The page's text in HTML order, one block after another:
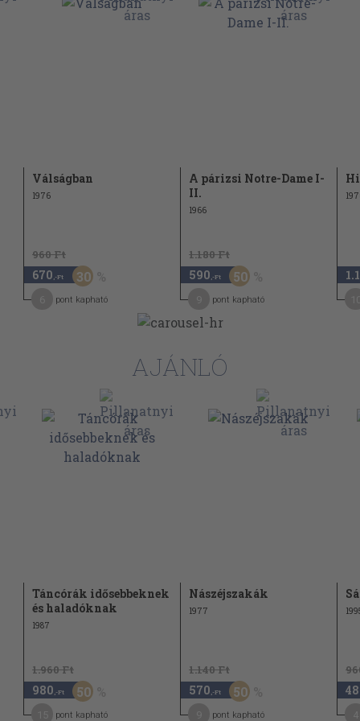
Válságban
1976
960 Ft
670 ,-Ft 30
pont kapható
A párizsi Notre-Dame I-
II.
1966
1.180 Ft
590 ,-Ft 50
pont kapható
AJÁNLÓ
Táncórák idősebbeknek
és haladóknak
1987
1.960 Ft
980 ,-Ft 50
pont kapható
Nászéjszakák
1977
1.140 Ft
570 ,-Ft 50
pont kapható